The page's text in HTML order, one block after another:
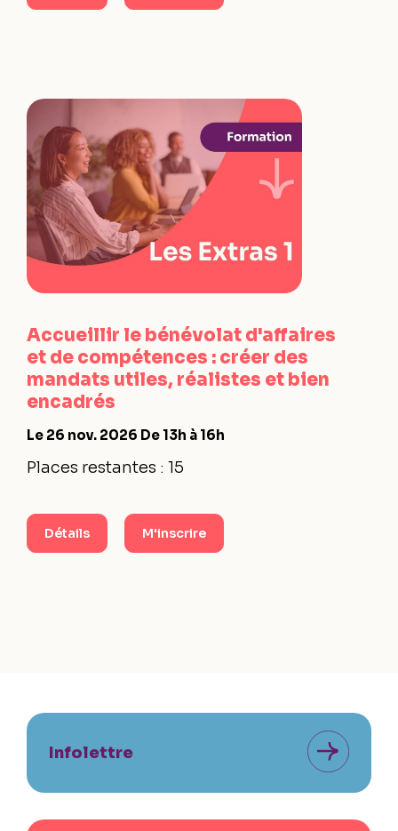
Accueillir le bénévolat d'affaires
et de compétences : créer des
mandats utiles, réalistes et bien
encadrés
Le 26 nov. 2026 De 13h à 16h
Places restantes : 15
Détails M'inscrire
Infolettre